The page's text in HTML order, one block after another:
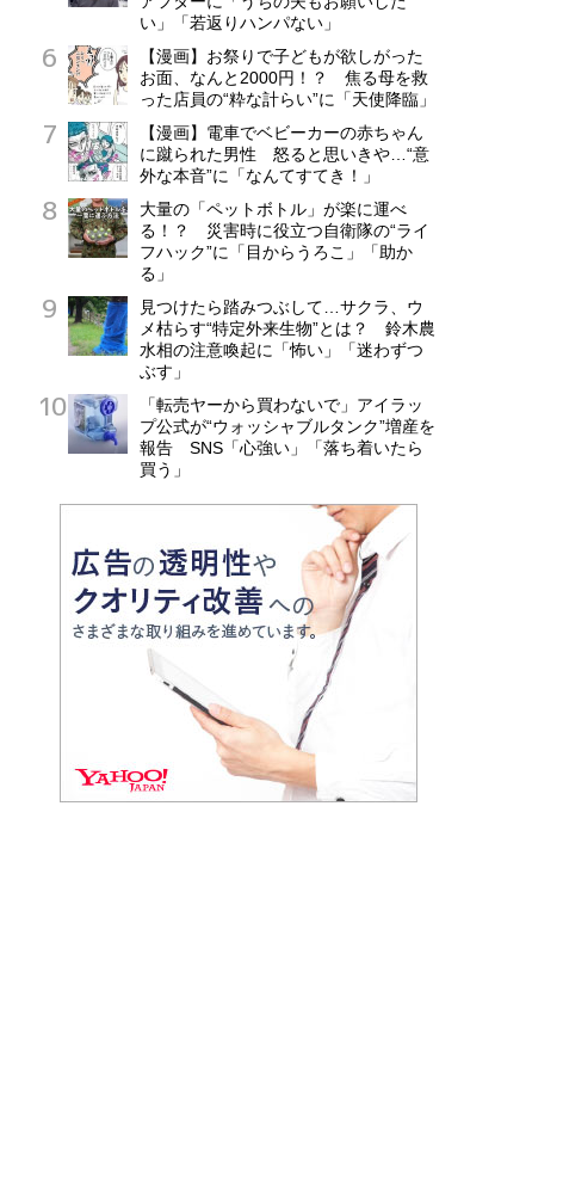
い」「若返りハンパない」
【漫画】お祭りで子どもが欲しがった
お面、なんと2000円！？ 焦る母を救
った店員の“粋な計らい”に「天使降臨」
【漫画】電車でベビーカーの赤ちゃん
に蹴られた男性 怒ると思いきや…“意
外な本音”に「なんてすてき！」
大量の「ペットボトル」が楽に運べ
る！？ 災害時に役立つ自衛隊の“ライ
フハック”に「目からうろこ」「助か
る」
見つけたら踏みつぶして…サクラ、ウ
メ枯らす“特定外来生物”とは？ 鈴木農
水相の注意喚起に「怖い」「迷わずつ
ぶす」
「転売ヤーから買わないで」アイラッ
プ公式が“ウォッシャブルタンク”増産を
報告 SNS「心強い」「落ち着いたら
買う」